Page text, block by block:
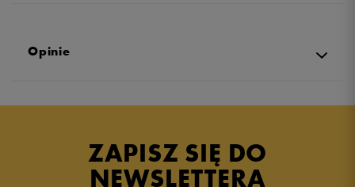
Opinie
ZAPISZ SIĘ DO
NEWSLETTERA